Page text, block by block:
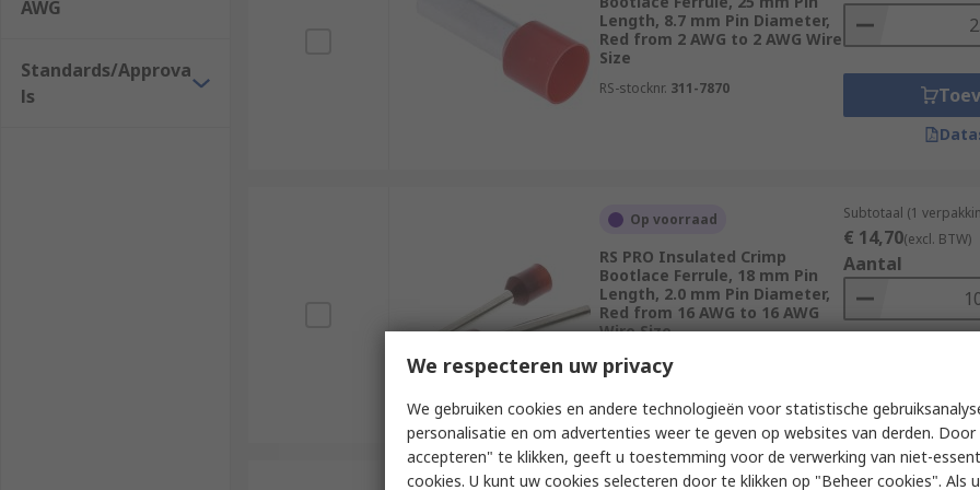
AWG
Standards/Approva
ls
Length, 8.7 mm Pin Diameter,
Red from 2 AWG to 2 AWG Wire
Size
RS-stocknr. 311-7870
Op voorraad
RS PRO Insulated Crimp
Bootlace Ferrule, 18 mm Pin
Length, 2.0 mm Pin Diameter,
Red from 16 AWG to 16 AWG
Wire Size
RS-stocknr.311-7937
Subtotaal (1
€ 14,70(excl. BTW)
Aantal
Subtotaal (1 zak van
We respecteren uw privacy
We gebruiken cookies en andere technologieën voor statistische
personalisatie en om advertenties weer te geven op websites van derden. Door
accepteren" te klikken, geeft u toestemming voor de verwerking van niet-
cookies. U kunt uw cookies selecteren door te klikken op "Beheer cookies". Als